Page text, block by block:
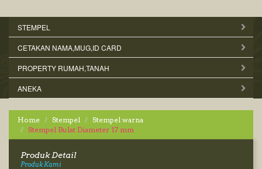
STEMPEL
CETAKAN NAMA,MUG,ID CARD
PROPERTY RUMAH,TANAH
ANEKA
Home Stempel
Stempel warna
Stempel Bulat Diameter 17 mm
Produk Detail
Produk Kami